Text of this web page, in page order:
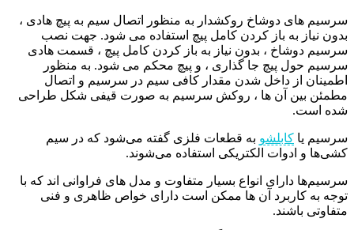
سرسیم های دوشاخ روکشدار به منظور اتصال سیم به پیچ هادی ،
بدون نیاز به باز کردن کامل پیچ استفاده می شود. جهت نصب
سرسیم دوشاخ ، بدون نیاز به باز کردن کامل پیچ ، قسمت هادی
سرسیم حول پیچ جا گذاری ، و پیچ محکم می شود. به منظور
اطمینان از داخل شدن مقدار کافی سیم در سرسیم و اتصال
مطمئن بین آن ها ، روکش سرسیم به صورت قیفی شکل طراحی
شده است.
سرسیم یا کابلشو به قطعات فلزی گفته می‌شود که در سیم
کشی‌ها و ادوات الکتریکی استفاده می‌شوند.
سرسیم‌ها دارای انواع بسیار متفاوت و مدل‌ های فراوانی اند که با
توجه به کاربرد آن ها ممکن است دارای خواص ظاهری و فنی
متفاوتی باشند.